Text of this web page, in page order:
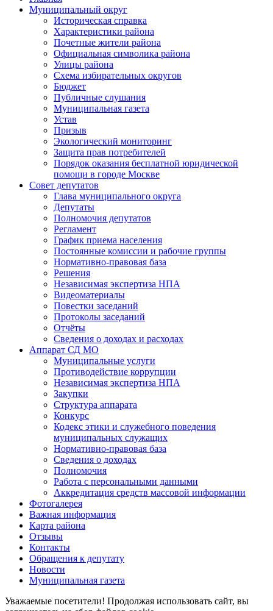
Муниципальный округ
Историческая справка
Характеристики района
Почетные жители района
Официальная символика района
Улицы района
Схема избирательных округов
Бюджет
Публичные слушания
Муниципальная газета
Устав
Призыв
Экологический мониторинг
Защита прав потребителей
Порядок оказания бесплатной юридической
помощи в городе Москве
Совет депутатов
Глава муниципального округа
Депутаты
Полномочия депутатов
Регламент
График приема населения
Постоянные комиссии и рабочие группы
Нормативно-правовая база
Решения
Независимая экспертиза НПА
Видеоматериалы
Повестки заседаний
Протоколы заседаний
Отчёты
Сведения о доходах и расходах
Аппарат СД МО
Муниципальные услуги
Противодействие коррупции
Независимая экспертиза НПА
Закупки
Структура аппарата
Конкурс
Кодекс этики и служебного поведения
муниципальных служащих
Нормативно-правовая база
Сведения о доходах
Полномочия
Работа с персональными данными
Аккредитация средств массовой информации
Фотогалерея
Важная информация
Карта района
Отзывы
Контакты
Обращения к депутату
Новости
Муниципальная газета
Уважаемые посетители! Продолжая использовать сайт, вы